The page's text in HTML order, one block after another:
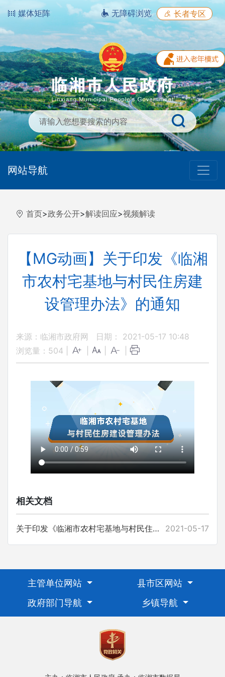
媒体矩阵 无障碍浏览 长者专区
网站导航
首页>政务公开>解读回应>视频解读
【MG动画】关于印发《临湘
市农村宅基地与村民住房建
设管理办法》的通知
来源：临湘市政府网
日期： 2021-05-17 10:48
浏览量： 504
相关文档
关于印发《临湘市农村宅基地与村民住房建设管理办法》的通知 2021-05-17
主管单位网站
县市区网站
政府部门导航
乡镇导航